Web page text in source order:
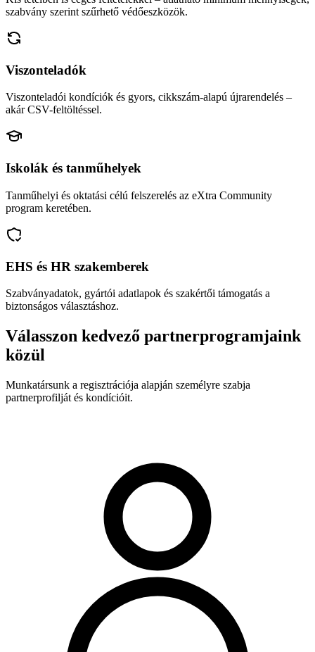
szabvány szerint szűrhető védőeszközök.
Viszonteladók
Viszonteladói kondíciók és gyors, cikkszám-alapú újrarendelés –
akár CSV-feltöltéssel.
Iskolák és tanműhelyek
Tanműhelyi és oktatási célú felszerelés az eXtra Community
program keretében.
EHS és HR szakemberek
Szabványadatok, gyártói adatlapok és szakértői támogatás a
biztonságos választáshoz.
Válasszon kedvező partnerprogramjaink
közül
Munkatársunk a regisztrációja alapján személyre szabja
partnerprofilját és kondícióit.